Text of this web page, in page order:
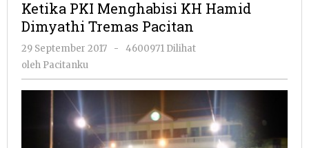
KH
Ketika PKI Menghabisi KH Hamid
Dimyathi Tremas Pacitan
29 September 2017
oleh
-
4600971 Dilihat
oleh Pacitanku